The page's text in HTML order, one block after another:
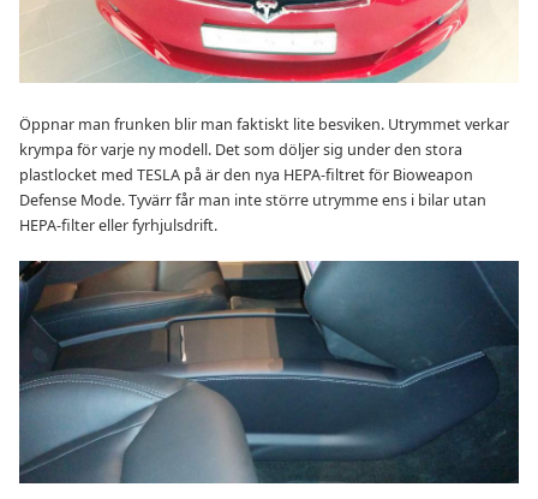
Öppnar man frunken blir man faktiskt lite besviken. Utrymmet verkar
krympa för varje ny modell. Det som döljer sig under den stora
plastlocket med TESLA på är den nya HEPA-filtret för Bioweapon
Defense Mode. Tyvärr får man inte större utrymme ens i bilar utan
HEPA-filter eller fyrhjulsdrift.